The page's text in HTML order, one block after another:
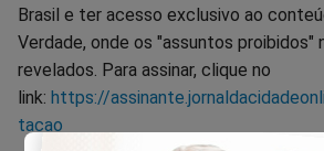
Brasil e ter acesso exclusivo ao
Verdade, onde os "assuntos proibidos"
revelados. Para assinar, clique no
link: https://
tacao